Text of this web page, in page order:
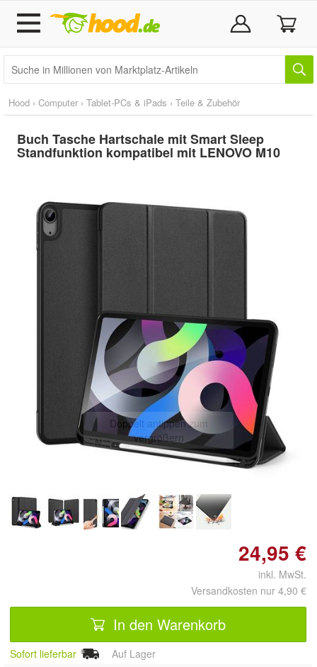
Hood › Computer › Tablet-PCs & iPads › Teile & Zubehör
Buch Tasche Hartschale mit Smart Sleep
Standfunktion kompatibel mit LENOVO M10
Doppelt antippen zum
vergrößern
24,95 €
inkl. MwSt.
Versandkosten nur 4,90 €
In den Warenkorb
Sofort lieferbar
Auf Lager